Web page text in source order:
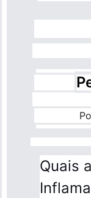
Quais